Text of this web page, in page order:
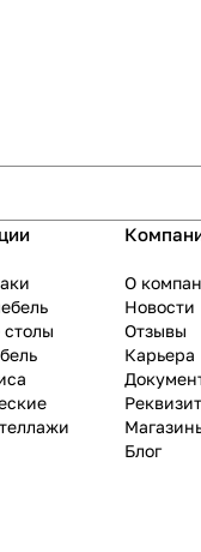
столы
О
Новости
Отзывы
Карьера
Блог